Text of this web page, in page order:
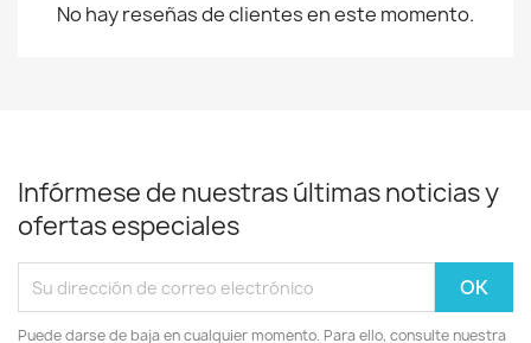
No hay reseñas de clientes en este momento.
Infórmese de nuestras últimas noticias y
ofertas especiales
Puede darse de baja en cualquier momento. Para ello, consulte nuestra